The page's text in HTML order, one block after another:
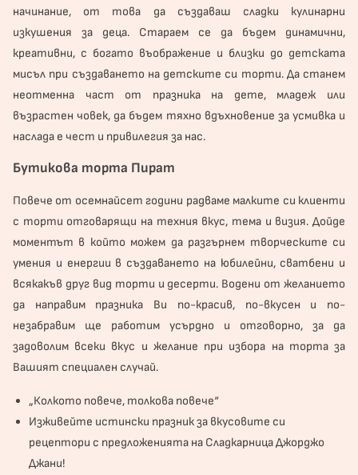
начинание, от това да създаваш сладки кулинарни
изкушения за деца. Стараем се да бъдем динамични,
креативни, с богато въображение и близки до детската
мисъл при създаването на детските си торти. Да станем
неотменна част от празника на дете, младеж или
възрастен човек, да бъдем тяхно вдъхновение за усмивка и
наслада е чест и привилегия за нас.
Бутикова торта Пират
Повече от осемнайсет години радваме малките си клиенти
с торти отговарящи на техния вкус, тема и визия. Дойде
моментът в който можем да разгърнем творческите си
умения и енергии в създаването на юбилейни, сватбени и
всякакъв друг вид торти и десерти. Водени от желанието
да направим празника Ви по-красив, по-вкусен и по-
незабравим ще работим усърдно и отговорно, за да
задоволим всеки вкус и желание при избора на торта за
Вашият специален случай.
„Колкото повече, толкова повече“
Изживейте истински празник за вкусовите си
рецептори с предложенията на Сладкарница Джорджо
Джани!